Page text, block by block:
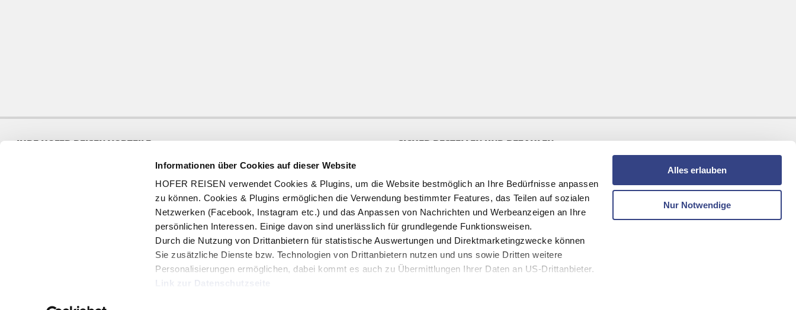
Informationen über Cookies auf dieser Website
HOFER REISEN verwendet Cookies & Plugins, um die Website bestmöglich an Ihre Bedürfnisse anpassen
zu können. Cookies & Plugins ermöglichen die Verwendung bestimmter Features, das Teilen auf sozialen
Netzwerken (Facebook, Instagram etc.) und das Anpassen von Nachrichten und Werbeanzeigen an Ihre
persönlichen Interessen. Einige davon sind unerlässlich für grundlegende Funktionsweisen.
Durch die Nutzung von Drittanbietern für statistische Auswertungen und Direktmarketingzwecke können
Sie zusätzliche Dienste bzw. Technologien von Drittanbietern nutzen und uns sowie Dritten weitere
Personalisierungen ermöglichen, dabei kommt es auch zu Übermittlungen Ihrer Daten an US-Drittanbieter.
Link zur Datenschutzseite
Alles erlauben
Nur Notwendige
IHRE HOFER REISEN VORTEILE
97% Wiederbuchungrate
Qualitätsgarantie
SICHER BESTELLEN UND BEZAHLEN
SERVICE
Geschenkgutschein
HOFER REISEN NEWSLETTER